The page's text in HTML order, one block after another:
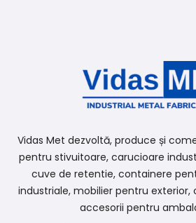
Vidas Met dezvoltă, produce și
pentru stivuitoare, carucioare
cuve de retentie, containere
industriale, mobilier pentru exterior,
accesorii pentru